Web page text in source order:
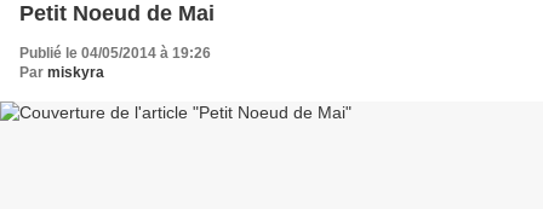
Petit Noeud de Mai
Publié le 04/05/2014 à 19:26
Par miskyra